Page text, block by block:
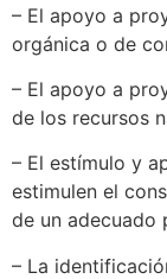
– El apoyo a
orgánica o de
– El apoyo a
de los recursos
– El estímulo y
estimulen el
de un adecuado
– La